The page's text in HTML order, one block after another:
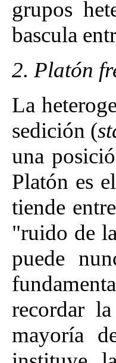
grupos
bascula
2. Platón
La
sedición (
una
Platón es
tiende
"ruido de
puede
recordar
mayoría